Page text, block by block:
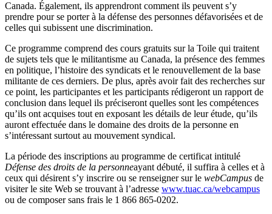
Canada. Également, ils apprendront comment ils peuvent s’y
prendre pour se porterà la défense des personnes défavorisées et de
celles qui subissent une discrimination.
Ce programme comprend des cours gratuits surla Toile qui traitent
de sujets tels que le militantisme au Canada, la présence des femmes
en politique, l’histoire des syndicats et le renouvellement de la base
militante de ces derniers. De plus, après avoirfait des recherches sur
ce point, les participantes et les participants rédigeront un rapport de
conclusion dans lequel ils préciseront quelles sont les compétences
qu’ils ont acquises tout en exposant les détails de leur étude, qu’ils
auront effectuée dans le domaine des droits de la personne en
s’intéressant surtout au mouvement syndical.
La période des inscriptions au programme de certificat intitulé
Défense des droits de la personneayant débuté, il suffira à celles et à
ceux qui désirent s’y inscrire ou se renseigner sur le webCampus de
visiter le site Web se trouvant à l’adresse www.tuac.ca/webcampus
ou de composer sans frais le 1 866 865-0202.